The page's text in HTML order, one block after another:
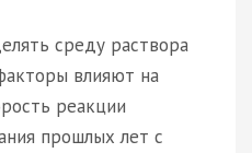
среду раствора
влияют на
реакции
прошлых лет с